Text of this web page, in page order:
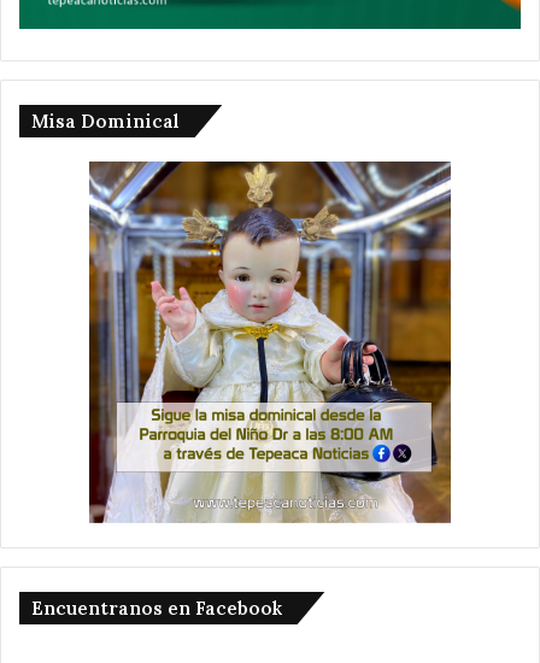
Misa Dominical
Encuentranos en Facebook